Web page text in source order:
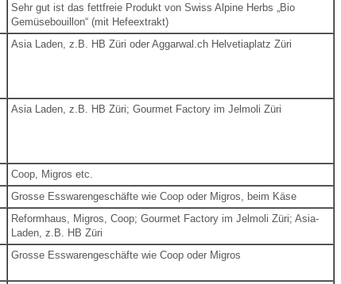
Sehr gut ist das fettfreie Produkt von Swiss Alpine Herbs „Bio
Gemüsebouillon“ (mit Hefeextrakt)
Asia Laden, z.B. HB Züri oder Aggarwal.ch Helvetiaplatz Züri
Asia Laden, z.B. HB Züri; Gourmet Factory im Jelmoli Züri
Coop, Migros etc.
Grosse Esswarengeschäfte wie Coop oder Migros, beim Käse
Reformhaus, Migros, Coop; Gourmet Factory im Jelmoli Züri; Asia-
Laden, z.B. HB Züri
Grosse Esswarengeschäfte wie Coop oder Migros